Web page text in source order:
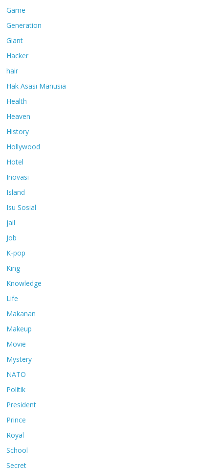
Game
Generation
Giant
Hacker
hair
Hak Asasi Manusia
Health
Heaven
History
Hollywood
Hotel
Inovasi
Island
Isu Sosial
jail
Job
K-pop
King
Knowledge
Life
Makanan
Makeup
Movie
Mystery
NATO
Politik
President
Prince
Royal
School
Secret